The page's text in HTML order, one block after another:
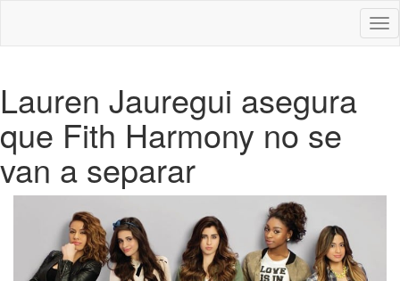
Lauren Jauregui asegura
que Fith Harmony no se
van a separar